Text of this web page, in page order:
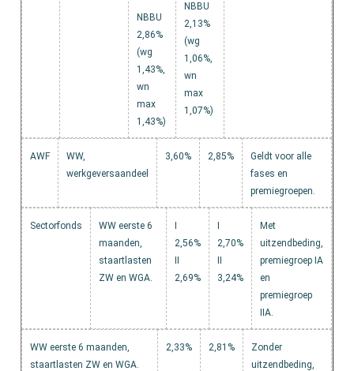
NBBU
2,86%
(wg
1,43%,
wn
max
1,43%)
NBBU
2,13%
(wg
1,06%,
wn
max
1,07%)
AWF
WW,
werkgeversaandeel
3,60% 2,85%
Geldt voor alle
fases en
premiegroepen.
Sectorfonds
WW eerste 6
maanden,
staartlasten
ZW en WGA.
2,56%
2,69%
2,70%
3,24%
Met
uitzendbeding,
premiegroep IA
en
premiegroep
IIA.
WW eerste 6 maanden,
staartlasten ZW en WGA.
2,33% 2,81%
Zonder
uitzendbeding,